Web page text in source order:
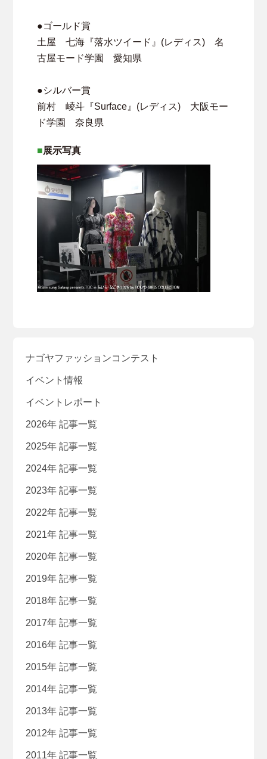
●ゴールド賞
土屋 七海『落水ツイード』(レディス) 名
古屋モード学園 愛知県
●シルバー賞
前村 崚斗『Surface』(レディス) 大阪モー
ド学園 奈良県
展示写真
ナゴヤファッションコンテスト
イベント情報
イベントレポート
2026年 記事一覧
2025年 記事一覧
2024年 記事一覧
2023年 記事一覧
2022年 記事一覧
2021年 記事一覧
2020年 記事一覧
2019年 記事一覧
2018年 記事一覧
2017年 記事一覧
2016年 記事一覧
2015年 記事一覧
2014年 記事一覧
2013年 記事一覧
2012年 記事一覧
2011年 記事一覧